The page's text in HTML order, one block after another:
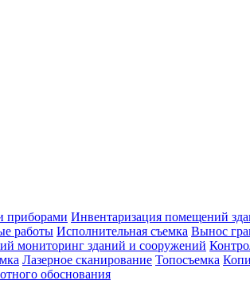
приборами Инвентаризация помещений
работы Исполнительная съемка Вынос
мониторинг зданий и сооружений
Лазерное сканирование Топосъемка
обоснования